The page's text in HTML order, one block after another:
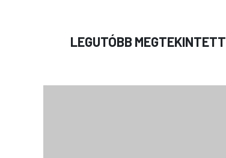
LEGUTÓBB MEGTEKINTETT